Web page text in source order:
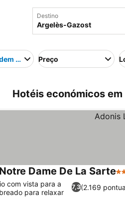
Destino
crescentePreço
Hotéis económicos
Dame De La Sarte3
7,3(2.169
com vista para a
para relaxar